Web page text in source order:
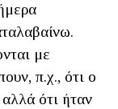
με
π.χ., ότι ο
ότι ήταν